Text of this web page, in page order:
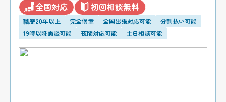
全国対応 初回相談無料
職歴20年以上 完全個室 全国出張対応可能
分割払い可能
19時以降面談可能
夜間対応可能 土日相談可能